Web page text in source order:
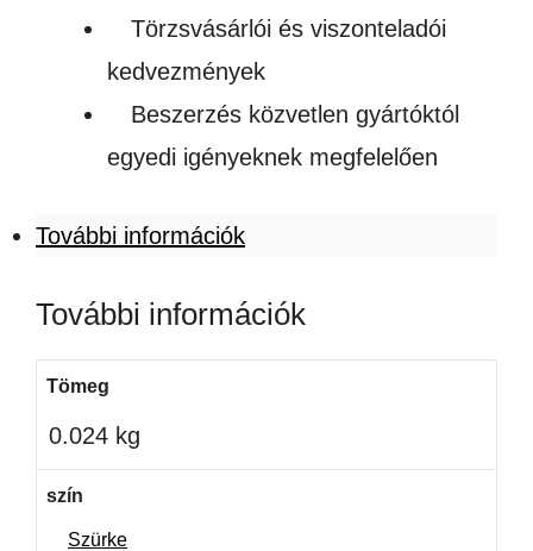
Törzsvásárlói és viszonteladói
kedvezmények
Beszerzés közvetlen gyártóktól
egyedi igényeknek megfelelően
További információk
További információk
Tömeg
0.024 kg
szín
Szürke